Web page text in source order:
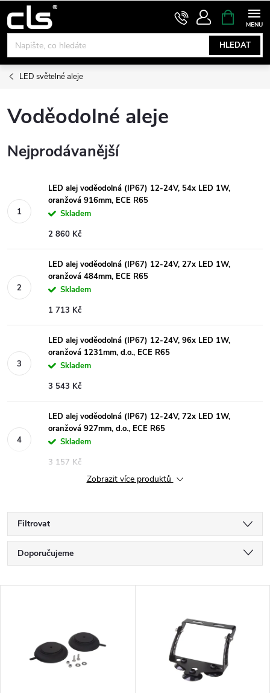
na
obsah
HLEDAT
NÁKUPNÍ
KOŠÍK
LED světelné aleje
Voděodolné aleje
Nejprodávanější
LED alej voděodolná (IP67) 12-24V, 54x LED 1W,
oranžová 916mm, ECE R65
Skladem
2 860 Kč
LED alej voděodolná (IP67) 12-24V, 27x LED 1W,
oranžová 484mm, ECE R65
Skladem
1 713 Kč
LED alej voděodolná (IP67) 12-24V, 96x LED 1W,
oranžová 1231mm, d.o., ECE R65
Skladem
3 543 Kč
LED alej voděodolná (IP67) 12-24V, 72x LED 1W,
oranžová 927mm, d.o., ECE R65
Skladem
3 157 Kč
Zobrazit více produktů
Filtrovat
Ř
a
Doporučujeme
Abecedně